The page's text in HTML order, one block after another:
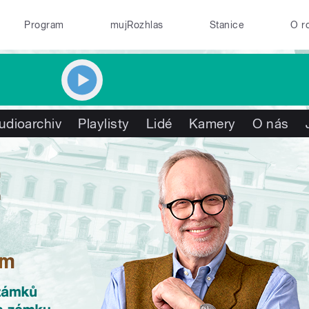
Program mujRozhlas Stanice O
Playlisty Lidé Kamery O nás